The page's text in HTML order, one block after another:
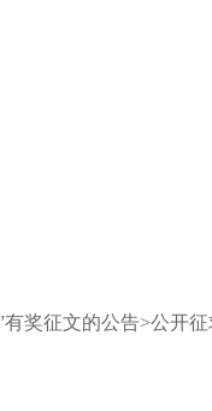
征文的公告>公开征